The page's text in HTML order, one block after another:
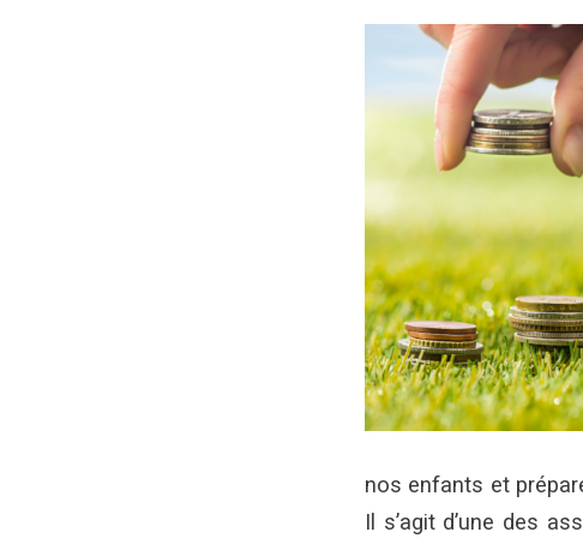
nos enfants et
Il s’agit d’une des